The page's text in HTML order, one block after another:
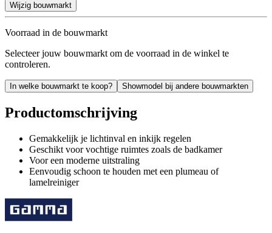
Wijzig bouwmarkt
Voorraad in de bouwmarkt
Selecteer jouw bouwmarkt om de voorraad in de winkel te
controleren.
In welke bouwmarkt te koop? Showmodel bij andere bouwmarkten
Productomschrijving
Gemakkelijk je lichtinval en inkijk regelen
Geschikt voor vochtige ruimtes zoals de badkamer
Voor een moderne uitstraling
Eenvoudig schoon te houden met een plumeau of
lamelreiniger